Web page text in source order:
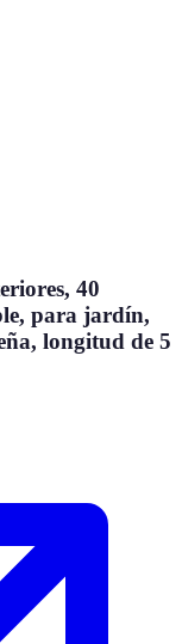
40
para jardín,
longitud de 5